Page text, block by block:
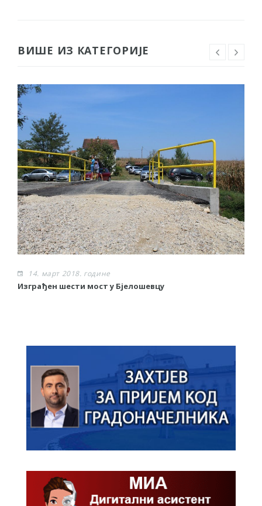
ВИШЕ ИЗ КАТЕГОРИЈЕ
14. март 2018. године
Изграђен шести мост у Бјелошевцу